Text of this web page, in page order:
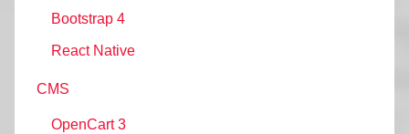
Bootstrap 4
React Native
CMS
OpenCart 3